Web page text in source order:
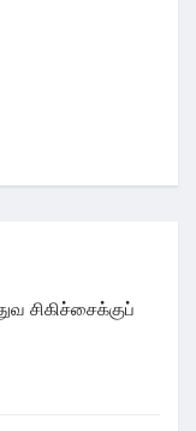
சிகிச்சைக்குப்